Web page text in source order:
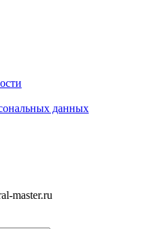
данных
master.ru